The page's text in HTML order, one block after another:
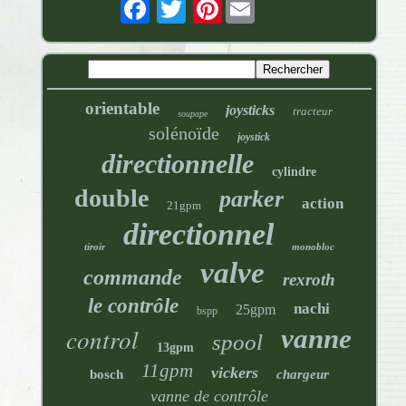
orientable soupape joysticks tracteur
solénoïde joystick
directionnelle cylindre
double 21gpm parker action
tiroir directionnel monobloc
commande valve rexroth
le contrôle bspp 25gpm nachi
control 13gpm spool vanne
bosch 11gpm vickers chargeur
vanne de contrôle